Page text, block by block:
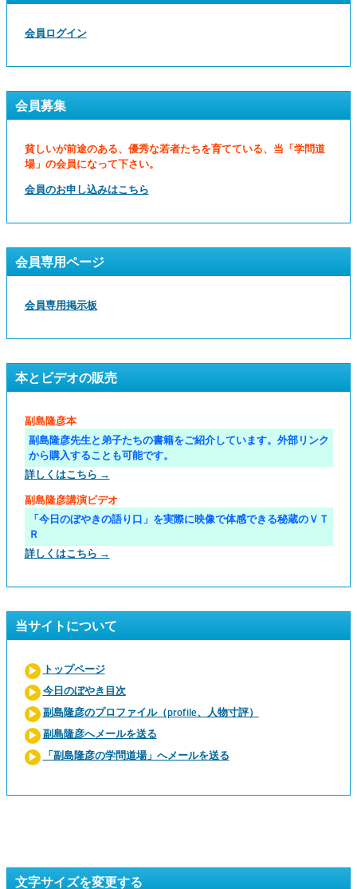
会員ログイン
会員募集
貧しいが前途のある、優秀な若者たちを育てている、当「学問道
場」の会員になって下さい。
会員のお申し込みはこちら
会員専用ページ
会員専用掲示板
本とビデオの販売
副島隆彦本
副島隆彦先生と弟子たちの書籍をご紹介しています。外部リンク
から購入することも可能です。
詳しくはこちら →
副島隆彦講演ビデオ
「今日のぼやきの語り口」を実際に映像で体感できる秘蔵のＶＴ
Ｒ
詳しくはこちら →
当サイトについて
トップページ
今日のぼやき目次
副島隆彦のプロファイル（profile、人物寸評）
副島隆彦へメールを送る
「副島隆彦の学問道場」へメールを送る
文字サイズを変更する